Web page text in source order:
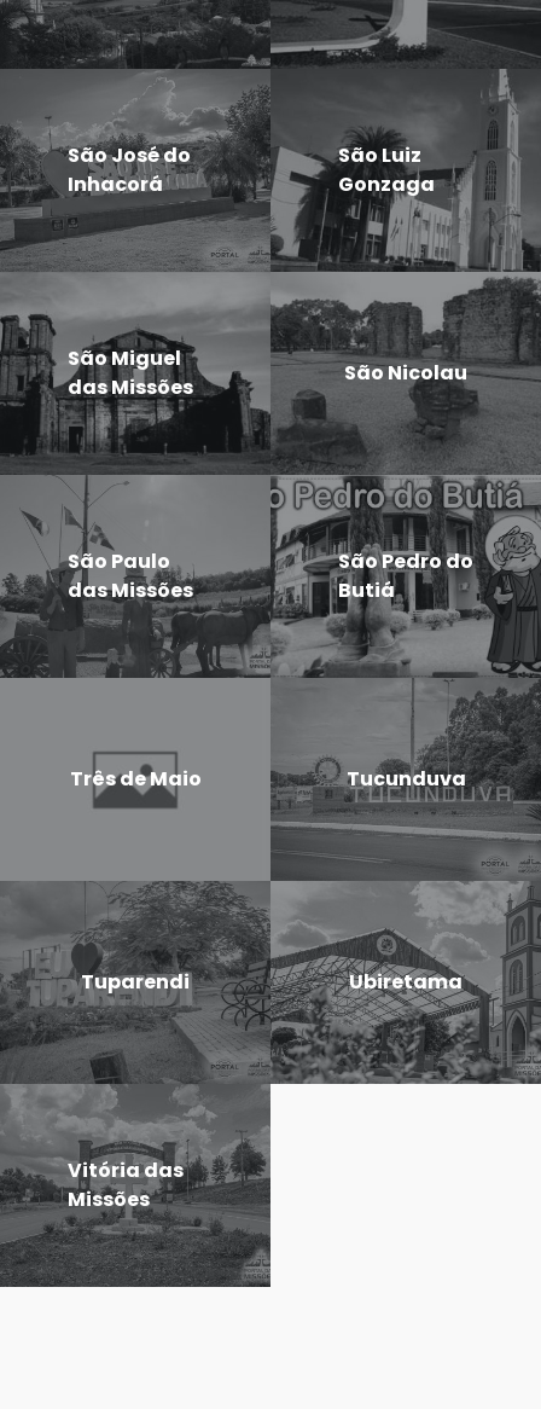
São José do
Inhacorá
São Luiz
Gonzaga
São Miguel
das Missões
São Nicolau
São Paulo
das Missões
São Pedro do
Butiá
Três de Maio Tucunduva
Tuparendi Ubiretama
Vitória das
Missões